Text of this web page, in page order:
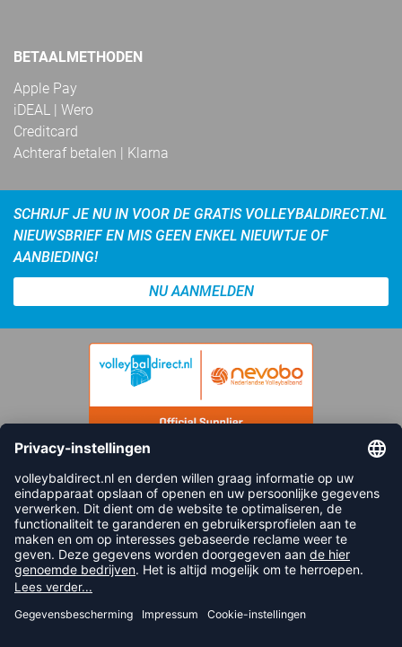
BETAALMETHODEN
Apple Pay
iDEAL | Wero
Creditcard
Achteraf betalen | Klarna
SCHRIJF JE NU IN VOOR DE GRATIS VOLLEYBALDIRECT.NL
NIEUWSBRIEF EN MIS GEEN ENKEL NIEUWTJE OF
AANBIEDING!
NU AANMELDEN
FOLLOW US